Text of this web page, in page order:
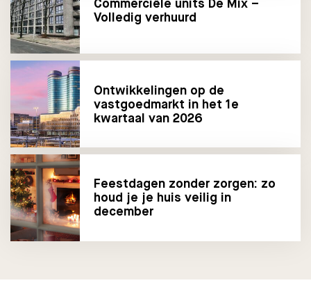
Volledig verhuurd
Ontwikkelingen op de
vastgoedmarkt in het 1e
kwartaal van 2026
Feestdagen zonder zorgen: zo
houd je je huis veilig in
december